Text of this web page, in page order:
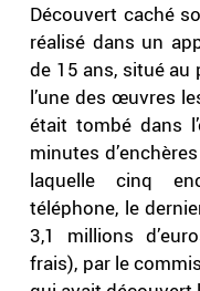
Découvert caché
réalisé dans un
de 15 ans, situé au
l’une des œuvres
était tombé dans
minutes
laquelle cinq
téléphone, le
3,1 millions
frais), par le